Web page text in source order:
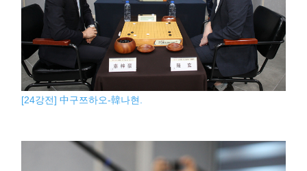
[24강전] 中구쯔하오-韓나현.